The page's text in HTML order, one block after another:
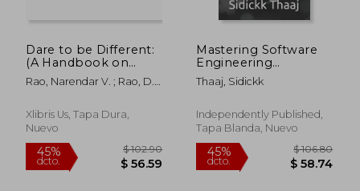
Dare to be Different:
(A Handbook on
Practical
Management
Rao, Narendar V. ; Rao, D.
Xlibris Us, Tapa Dura,
Nuevo
Mastering Software
Engineering
Leadership (en
Inglés)
Thaaj, Sidickk
Independently Published,
Tapa Blanda, Nuevo